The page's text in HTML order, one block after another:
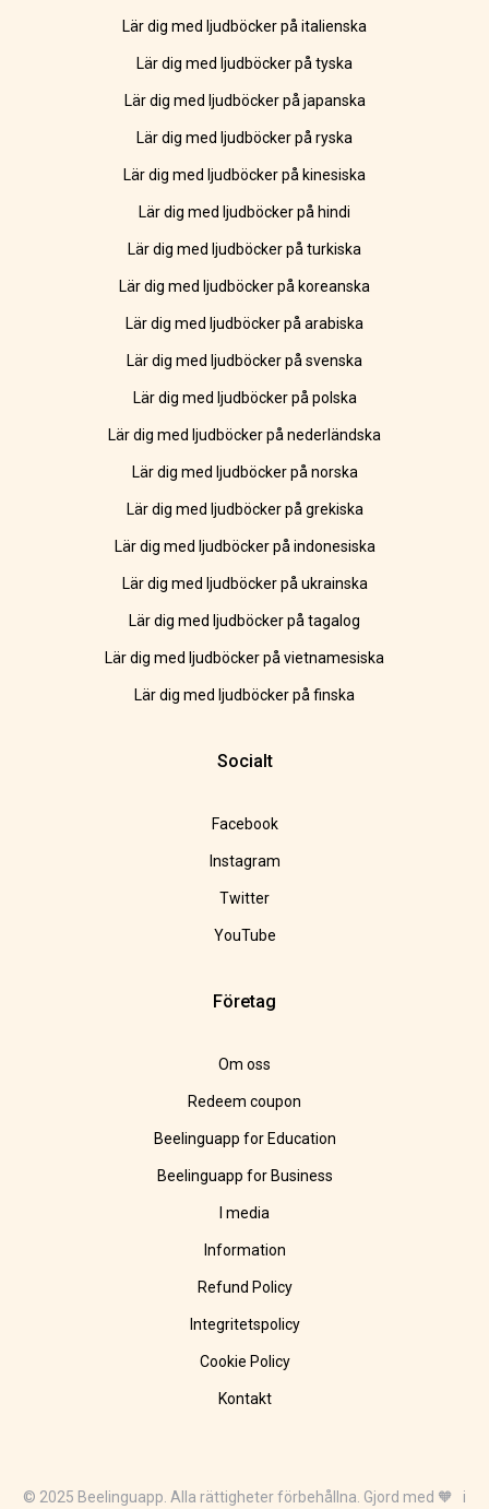
Lär dig med ljudböcker på italienska
Lär dig med ljudböcker på tyska
Lär dig med ljudböcker på japanska
Lär dig med ljudböcker på ryska
Lär dig med ljudböcker på kinesiska
Lär dig med ljudböcker på hindi
Lär dig med ljudböcker på turkiska
Lär dig med ljudböcker på koreanska
Lär dig med ljudböcker på arabiska
Lär dig med ljudböcker på svenska
Lär dig med ljudböcker på polska
Lär dig med ljudböcker på nederländska
Lär dig med ljudböcker på norska
Lär dig med ljudböcker på grekiska
Lär dig med ljudböcker på indonesiska
Lär dig med ljudböcker på ukrainska
Lär dig med ljudböcker på tagalog
Lär dig med ljudböcker på vietnamesiska
Lär dig med ljudböcker på finska
Socialt
Facebook
Instagram
Twitter
YouTube
Företag
Om oss
Redeem coupon
Beelinguapp for Education
Beelinguapp for Business
I media
Information
Refund Policy
Integritetspolicy
Cookie Policy
Kontakt
© 2025 Beelinguapp. Alla rättigheter förbehållna. Gjord med 🧡 i